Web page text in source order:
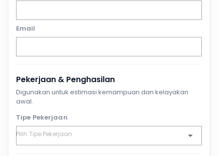
Email
Pekerjaan & Penghasilan
Digunakan untuk estimasi kemampuan dan kelayakan
awal.
Tipe Pekerjaan